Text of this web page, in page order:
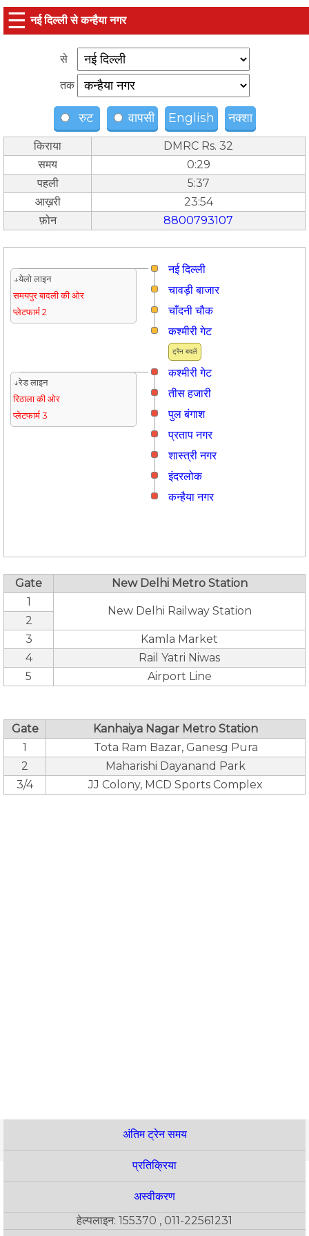
☰ नई दिल्ली से कन्हैया नगर
से
तक
रुट वापसी English नक्शा
किराया
DMRC Rs. 32
समय
0:29
पहली
5:37
आख़री
23:54
फ़ोन
8800793107
नई दिल्ली
↓येलो लाइन
समयपुर बादली की ओर
प्लेटफार्म 2
चावड़ी बाजार
चाँदनी चौक
ट्रैन बदलें
कश्मीरी गेट
कश्मीरी गेट
↓रेड लाइन
रिठाला की ओर
प्लेटफार्म 3
तीस हजारी
पुल बंगाश
प्रताप नगर
शास्त्री नगर
इंदरलोक
कन्हैया नगर
Gate
New Delhi Metro Station
1
New Delhi Railway Station
2
3
Kamla Market
4
Rail Yatri Niwas
5
Airport Line
Gate
Kanhaiya Nagar Metro Station
1
Tota Ram Bazar, Ganesg Pura
2
Maharishi Dayanand Park
3/4
JJ Colony, MCD Sports Complex
अंतिम ट्रेन समय
प्रतिक्रिया
अस्वीकरण
हेल्पलाइन: 155370 , 011-22561231